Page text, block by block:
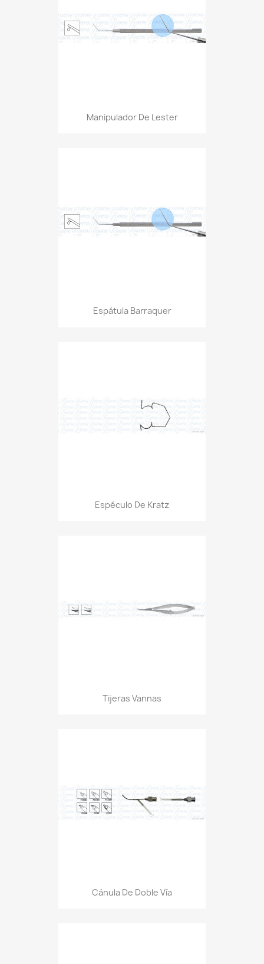
Manipulador De Lester
Espátula Barraquer
Espéculo De Kratz
Tijeras Vannas
Cánula De Doble Vía